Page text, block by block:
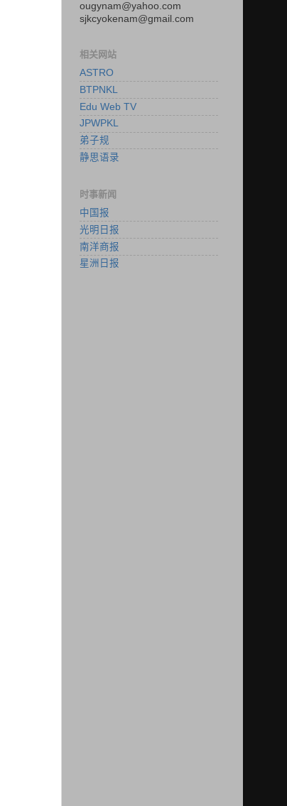
ougynam@yahoo.com
sjkcyokenam@gmail.com
相关网站
ASTRO
BTPNKL
Edu Web TV
JPWPKL
弟子规
静思语录
时事新闻
中国报
光明日报
南洋商报
星洲日报